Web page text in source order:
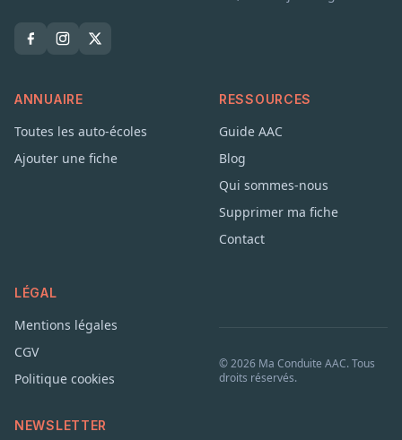
ANNUAIRE
Toutes les auto-écoles
Ajouter une fiche
RESSOURCES
Guide AAC
Blog
Qui sommes-nous
Supprimer ma fiche
Contact
LÉGAL
Mentions légales
CGV
Politique cookies
NEWSLETTER
© 2026 Ma Conduite AAC. Tous
droits réservés.